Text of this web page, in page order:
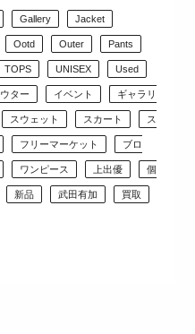
Gallery Jacket
Ootd Outer Pants
TOPS UNISEX Used
ター イベント ギャラリ
スウェット スカート ス
フリーマーケット ブロ
ワンピース 上出優 個
新品 武田有加 買取